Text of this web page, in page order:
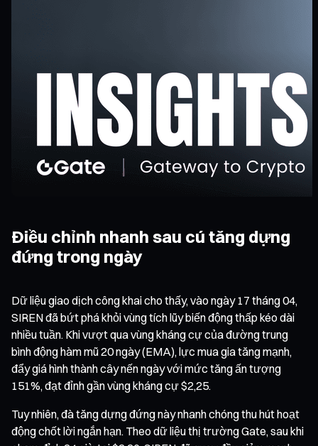
Điều chỉnh nhanh sau cú tăng dựng
đứng trong ngày
Dữ liệu giao dịch công khai cho thấy, vào ngày 17 tháng 04,
SIREN đã bứt phá khỏi vùng tích lũy biến động thấp kéo dài
nhiều tuần. Khi vượt qua vùng kháng cự của đường trung
bình động hàm mũ 20 ngày (EMA), lực mua gia tăng mạnh,
đẩy giá hình thành cây nến ngày với mức tăng ấn tượng
151%, đạt đỉnh gần vùng kháng cự $2,25.
Tuy nhiên, đà tăng dựng đứng này nhanh chóng thu hút hoạt
động chốt lời ngắn hạn. Theo dữ liệu thị trường Gate, sau khi